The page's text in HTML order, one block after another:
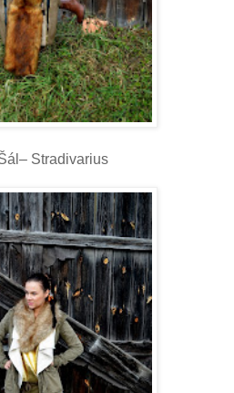
Stradivarius